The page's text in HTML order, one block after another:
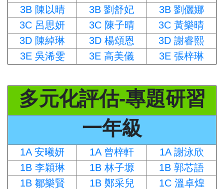
3B 陳以晴
3B 劉舒妃
3B 劉儷娜
3C 呂思妍
3C 陳子晴
3C 黃樂晴
3D 陳綽琳
3D 楊頌恩
3D 謝睿熙
3E 吳浠雯
3E 高美儀 3E 張梓琳
多元化評估-專題研習
一年級
1A 安曦妍 1A 曾梓軒
1A 謝泳欣
1B 李穎琳
1B 林子塬
1B 郭芯語
1B 鄒樂賢
1B 鄭采兒
1C 溫卓煌